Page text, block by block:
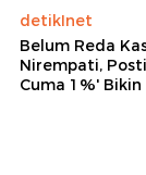
detikInet
Belum Reda
Nirempati,
Cuma 1%' Bikin